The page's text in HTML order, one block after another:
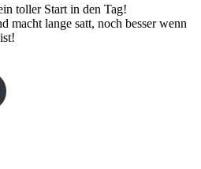
toller Start in den Tag!
macht lange satt, noch besser wenn